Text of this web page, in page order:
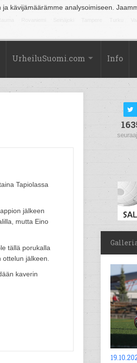
kävijämäärämme analysoimiseen.
UrheiluSuomi.com Info
Tapiolassa
jälkeen
mutta Eino
tällä porukalla
jälkeen.
kaverin